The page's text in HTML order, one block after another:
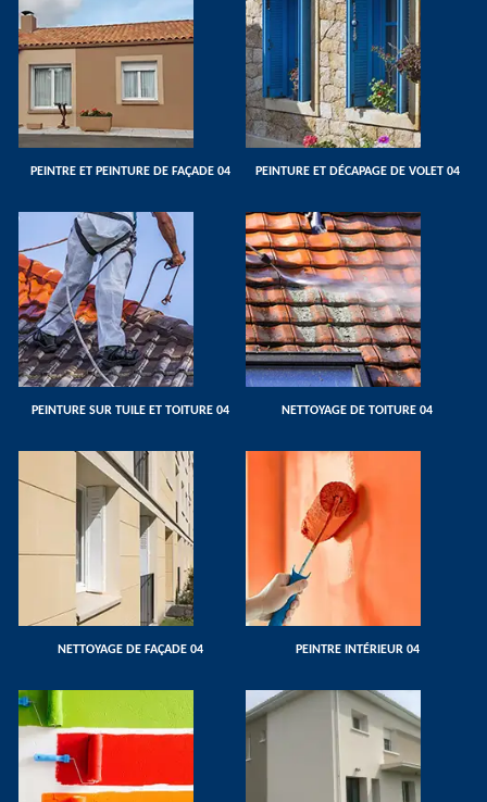
PEINTRE ET PEINTURE DE FAÇADE 04 PEINTURE ET DÉCAPAGE DE VOLET 04
PEINTURE SUR TUILE ET TOITURE 04 NETTOYAGE DE TOITURE 04
NETTOYAGE DE FAÇADE 04 PEINTRE INTÉRIEUR 04